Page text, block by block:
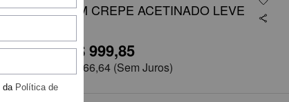
VESTIDO EM CREPE ACETINADO LEVE
R$1.999,71 R$ 999,85
R$ 166,64 (Sem Juros)
da Política de